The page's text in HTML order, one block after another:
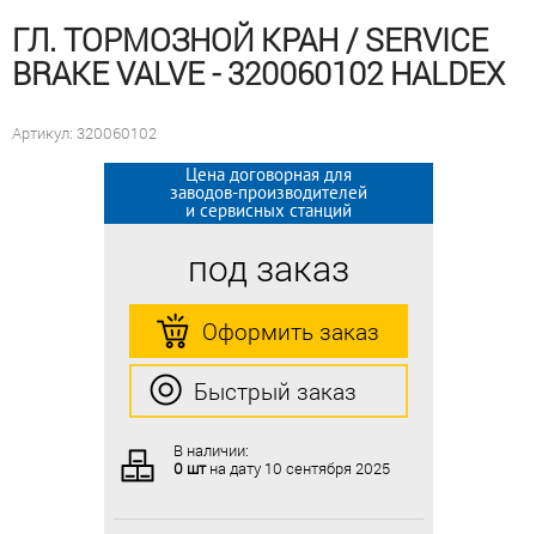
ГЛ. ТОРМОЗНОЙ КРАН / SERVICE
BRAKE VALVE - 320060102 HALDEX
Артикул: 320060102
Цена договорная для
заводов-производителей
и сервисных станций
под заказ
Оформить заказ
Быстрый заказ
В наличии:
0 штна дату 10 сентября 2025
Цена договорная для
заводов-производителей
и сервисных станций
под заказ
Оформить заказ
Быстрый заказ
В наличии:
0 штна дату 10 сентября 2025